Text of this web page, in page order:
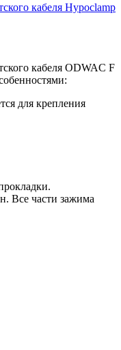
кабеля Hypoclamp
кабеля ODWAC F
для крепления
Все части зажима